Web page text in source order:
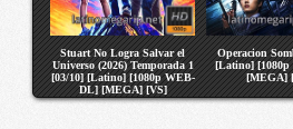
Stuart No Logra Salvar el
Universo (2026) Temporada 1
[03/10] [Latino] [1080p WEB-
DL] [MEGA] [VS]
Operacion
[Latino]
[MEGA]